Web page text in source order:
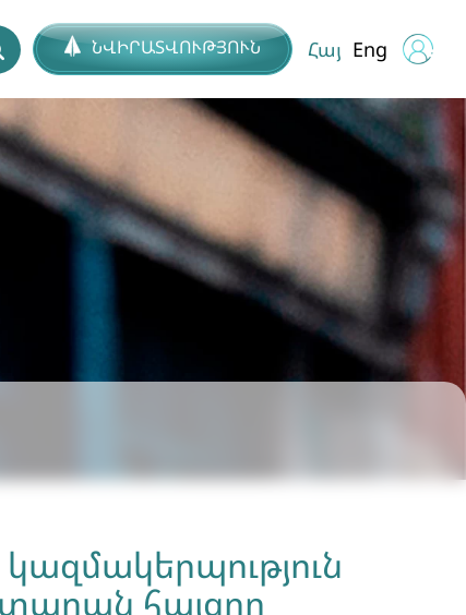
ՆՎԻՐԱՏՎՈՒԹՅՈՒՆ Հայ Eng
հայցող